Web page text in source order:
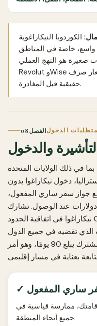
الكوردوبا النيكاراغوية (NIO) هي العملة الرسمية، لكن
واسع، خاصة في المناطق
Revolut وWise
حقيقية قبل المغادرة.
الفصل 08متطلبات الدخول
والدخول
في ذلك الولايات المتحدة
دخول نيكاراغوا بدون
تصل إلى 90 يومًا مع جواز سفر ساري المفعول،
ودفع رسوم بطاقة سياحية بقيمة 10 دولارات عند الوصول. تشارك
نيكاراغوا في اتفاقية الحدود CA-4 مع غواتيمالا وهندوراس
الذي تقضيه في جميع الدول
الأربع يُحتسب ضمن حد واحد مشترك يبلغ 90 يومًا، وهو أمر
ساري المفعول
6 أشهر بعد إقامتك، ممارسة قياسية في
جميع أنحاء المنطقة.